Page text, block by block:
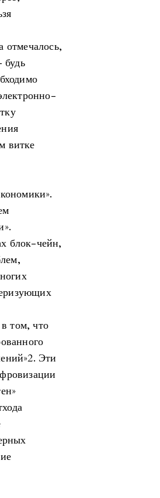
будь
витке
блок-чейн,
том, что
Эти